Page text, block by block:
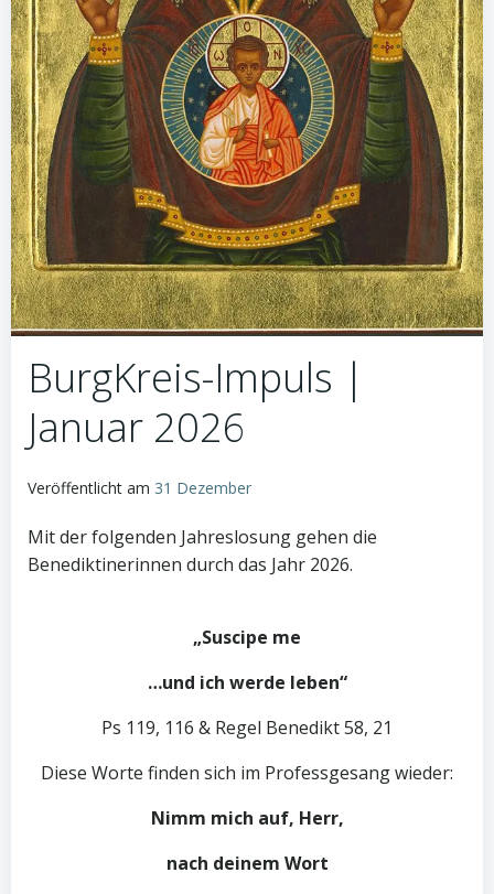
BurgKreis-Impuls |
Januar 2026
Veröffentlicht am 31 Dezember
Mit der folgenden Jahreslosung gehen die
Benediktinerinnen durch das Jahr 2026.
„Suscipe me
…und ich werde leben“
Ps 119, 116 & Regel Benedikt 58, 21
Diese Worte finden sich im Professgesang wieder:
Nimm mich auf, Herr,
nach deinem Wort